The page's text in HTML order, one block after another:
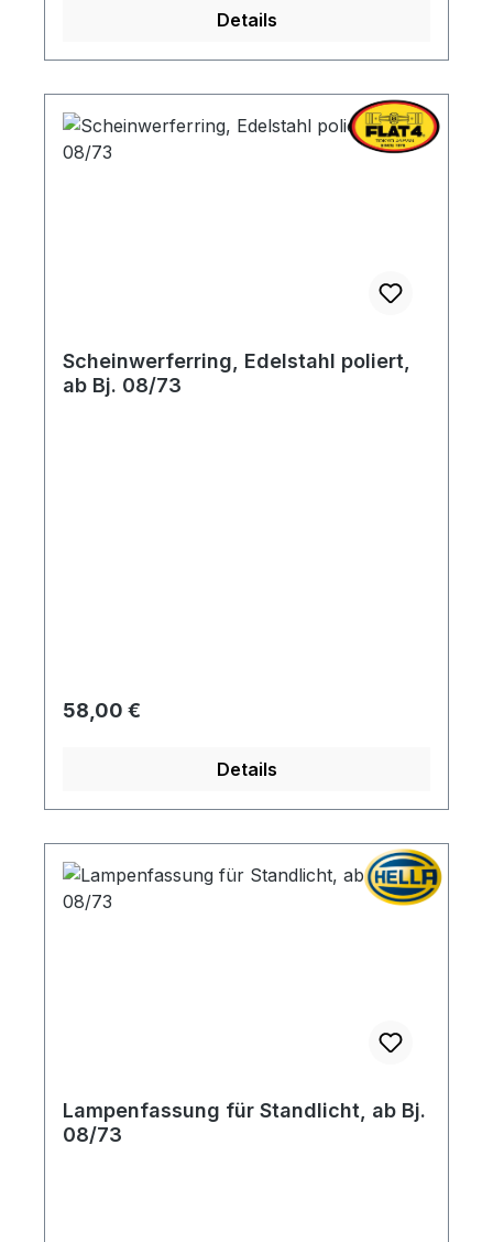
Details
Scheinwerferring, Edelstahl poliert,
ab Bj. 08/73
Regulärer Preis:
58,00 €
Details
Lampenfassung für Standlicht, ab Bj.
08/73